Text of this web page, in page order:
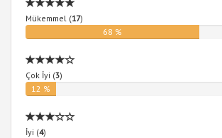
Mükemmel (17)
68 %
Çok İyi (3)
12 %
İyi (4)